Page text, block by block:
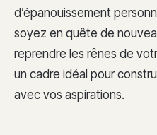
d’épanouissement
soyez en quête de
reprendre les rênes de
un cadre idéal pour
avec vos aspirations.